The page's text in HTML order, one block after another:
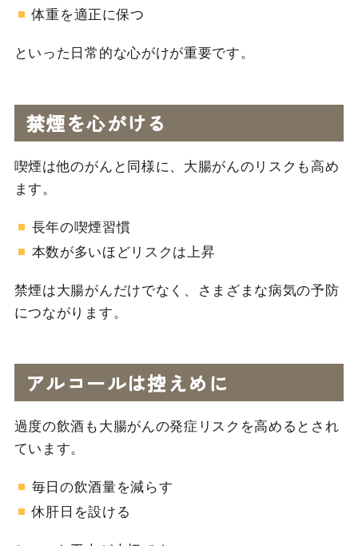
体重を適正に保つ
といった日常的な心がけが重要です。
禁煙を心がける
喫煙は他のがんと同様に、大腸がんのリスクも高め
ます。
長年の喫煙習慣
本数が多いほどリスクは上昇
禁煙は大腸がんだけでなく、さまざまな病気の予防
につながります。
アルコールは控えめに
過度の飲酒も大腸がんの発症リスクを高めるとされ
ています。
毎日の飲酒量を減らす
休肝日を設ける